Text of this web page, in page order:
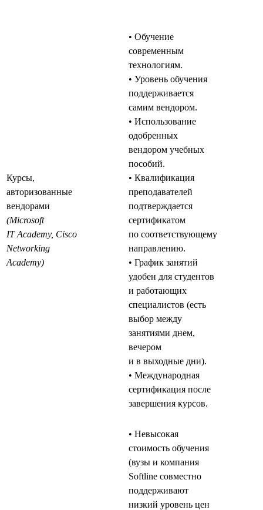
Курсы,
авторизованные
вендорами
(Microsoft
IT Academy, Cisco
Networking
Academy)
• Обучение
современным
технологиям.
• Уровень обучения
поддерживается
самим вендором.
• Использование
одобренных
вендором учебных
пособий.
• Квалификация
преподавателей
подтверждается
сертификатом
по соответствующему
направлению.
• График занятий
удобен для студентов
и работающих
специалистов (есть
выбор между
занятиями днем,
вечером
и в выходные дни).
• Международная
сертификация после
завершения курсов.
• Невысокая
стоимость обучения
(вузы и компания
Softline совместно
поддерживают
низкий уровень цен